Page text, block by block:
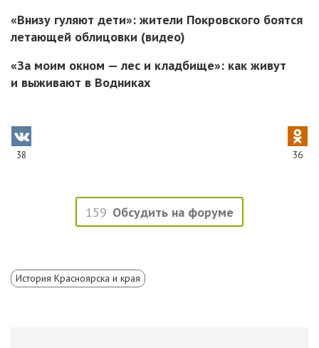
«Внизу гуляют дети»: жители Покровского боятся
летающей облицовки (видео)
«За моим окном — лес и кладбище»: как живут
и выживают в Водниках
38 36
159 Обсудить на форуме
История Красноярска и края